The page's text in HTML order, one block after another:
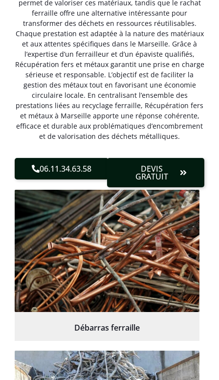
permet de valoriser ces matériaux, tandis que le rachat
ferraille offre une alternative intéressante pour
transformer des déchets en ressources réutilisables.
Chaque prestation est adaptée à la nature des matériaux
et aux attentes spécifiques dans le Marseille. Grâce à
l’expertise d’un ferrailleur et d’un épaviste qualifiés,
Récupération fers et métaux garantit une prise en charge
sérieuse et responsable. L’objectif est de faciliter la
gestion des métaux tout en favorisant une économie
circulaire locale. En centralisant l’ensemble des
prestations liées au recyclage ferraille, Récupération fers
et métaux à Marseille apporte une réponse cohérente,
efficace et durable aux problématiques d’encombrement
et de valorisation des déchets métalliques.
06.11.34.63.58 DEVIS
GRATUIT
Débarras ferraille